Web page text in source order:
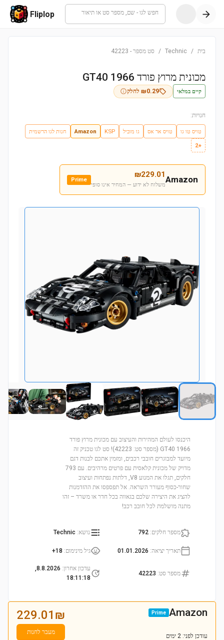
חפש לגו - שם, מספר סט או תיאור Fliplop
בית /
Technic
/ סט מספר -
42223
מכונית מרוץ פורד GT40 1966
קיים במלאי ₪0.29 לחלק
חנויות:
טויס טו גו טויס אר אס גו מוביל KSP
Amazon
חנות לגו הרשמית
+2
Amazon
₪229.01
משלוח לא ידוע — המחיר אינו סופי
Prime
היכנסו לעולם המהירות והעיצוב עם מכונית מרוץ פורד
GT40 1966 (מספר סט: 42223)! סט לגו טכניק זה
מיועד למבוגרים חובבי רכבים, ומזמין אתכם לבנות דגם
מדויק של מכונית קלאסית עם פרטים מרהיבים. עם 793
חלקים, תגלו את המנוע V8, דלתות נפתחות ועיצוב
שחור-כסוף מעורר השראה. אל תפספסו את ההזדמנות
להציג את היצירה שלכם בגאווה בכל חדר או משרד – זהו
מתנה מושלמת לכל חובב רכב!
מספר חלקים:
792 נושא:
Technic
תאריך יציאה:
01.01.2026 גיל מינימום:
18+
מספר סט:
42223
עדכון אחרון:
8.8.2026,
18:11:18
Amazon
Prime
עודכן לפני: 2 ימים
229.01 ₪
מעבר לחנות